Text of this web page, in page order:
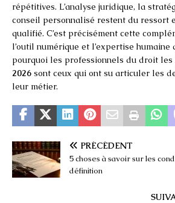
répétitives. L’analyse juridique, la
conseil personnalisé restent du ressort
qualifié. C’est précisément cette
l’outil numérique et l’expertise humaine
pourquoi les professionnels du droit
2026 sont ceux qui ont su articuler les
leur métier.
PRÉCÉDENT
5 choses à savoir sur les
définition